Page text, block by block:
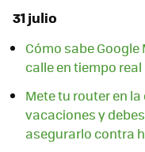
31 julio
Cómo sabe
calle en tiempo real
Mete tu router en
vacaciones y
asegurarlo contra